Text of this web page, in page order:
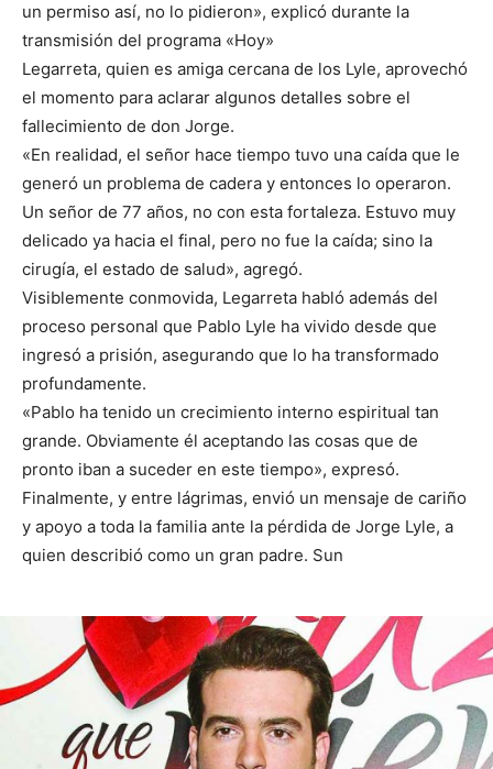
un permiso así, no lo pidieron», explicó durante la
transmisión del programa «Hoy»
Legarreta, quien es amiga cercana de los Lyle, aprovechó
el momento para aclarar algunos detalles sobre el
fallecimiento de don Jorge.
«En realidad, el señor hace tiempo tuvo una caída que le
generó un problema de cadera y entonces lo operaron.
Un señor de 77 años, no con esta fortaleza. Estuvo muy
delicado ya hacia el final, pero no fue la caída; sino la
cirugía, el estado de salud», agregó.
Visiblemente conmovida, Legarreta habló además del
proceso personal que Pablo Lyle ha vivido desde que
ingresó a prisión, asegurando que lo ha transformado
profundamente.
«Pablo ha tenido un crecimiento interno espiritual tan
grande. Obviamente él aceptando las cosas que de
pronto iban a suceder en este tiempo», expresó.
Finalmente, y entre lágrimas, envió un mensaje de cariño
y apoyo a toda la familia ante la pérdida de Jorge Lyle, a
quien describió como un gran padre. Sun